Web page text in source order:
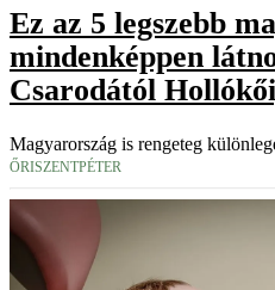
Ez az 5 legszebb
mindenképpen
Csarodától
Magyarország is rengeteg
ŐRISZENTPÉTER